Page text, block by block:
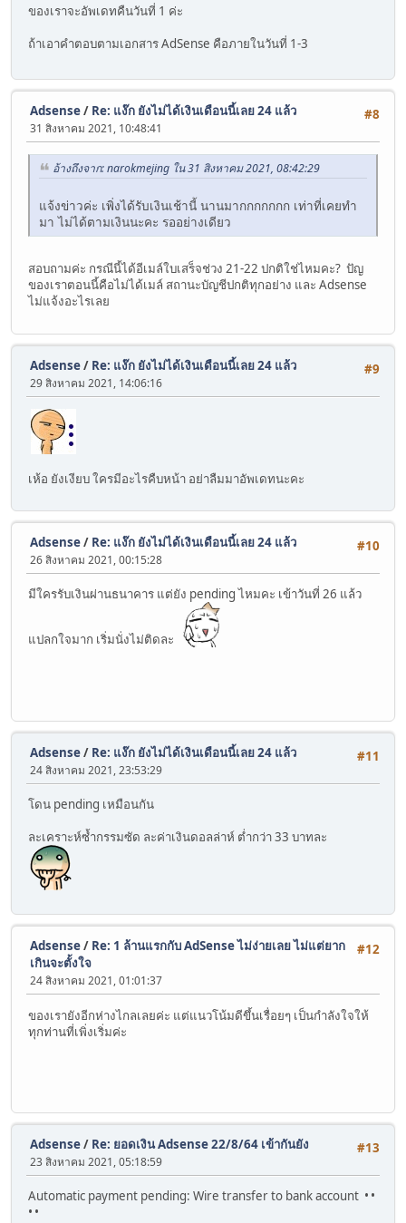
ของเราจะอัพเดทคืนวันที่ 1 ค่ะ
ถ้าเอาคำตอบตามเอกสาร AdSense คือภายในวันที่ 1-3
#8
Adsense/ Re: แง๊ก ยังไม่ได้เงินเดือนนี้เลย 24 แล้ว
31 สิงหาคม 2021, 10:48:41
อ้างถึงจาก: narokmejing ใน 31 สิงหาคม 2021, 08:42:29
แจ้งข่าวค่ะ เพิ่งได้รับเงินเช้านี้ นานมากกกกกกก เท่าที่เคยทำ
มา ไม่ได้ตามเงินนะคะ รออย่างเดียว
สอบถามค่ะ กรณีนี้ได้อีเมล์ใบเสร็จช่วง 21-22 ปกติใช่ไหมคะ? ปัญ
ของเราตอนนี้คือไม่ได้เมล์ สถานะบัญชีปกติทุกอย่าง และ Adsense
ไม่แจ้งอะไรเลย
#9
Adsense/ Re: แง๊ก ยังไม่ได้เงินเดือนนี้เลย 24 แล้ว
29 สิงหาคม 2021, 14:06:16
เห้อ ยังเงียบ ใครมีอะไรคืบหน้า อย่าลืมมาอัพเดทนะคะ
#10
Adsense/ Re: แง๊ก ยังไม่ได้เงินเดือนนี้เลย 24 แล้ว
26 สิงหาคม 2021, 00:15:28
มีใครรับเงินผ่านธนาคาร แต่ยัง pending ไหมคะ เข้าวันที่ 26 แล้ว
แปลกใจมาก เริ่มนั่งไม่ติดละ
#11
Adsense/ Re: แง๊ก ยังไม่ได้เงินเดือนนี้เลย 24 แล้ว
24 สิงหาคม 2021, 23:53:29
โดน pending เหมือนกัน
ละเคราะห์ซ้ำกรรมซัด ละค่าเงินดอลล่าห์ ต่ำกว่า 33 บาทละ
#12
Adsense/ Re: 1 ล้านแรกกับ AdSense ไม่ง่ายเลย ไม่แต่ยาก
เกินจะตั้งใจ
24 สิงหาคม 2021, 01:01:37
ของเรายังอีกห่างไกลเลยค่ะ แต่แนวโน้มดีขึ้นเรื่อยๆ เป็นกำลังใจให้
ทุกท่านที่เพิ่งเริ่มค่ะ
#13
Adsense/ Re: ยอดเงิน Adsense 22/8/64 เข้ากันยัง
23 สิงหาคม 2021, 05:18:59
Automatic payment pending: Wire transfer to bank account • •
• •